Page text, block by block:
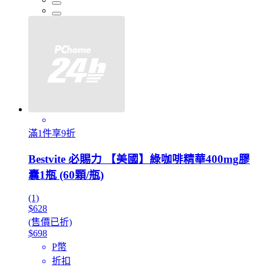
滿1件享9折
Bestvite 必賜力 【美國】綠咖啡精華400mg膠
囊1瓶 (60顆/瓶)
(1)
$628
(售價已折)
$698
P幣
折扣